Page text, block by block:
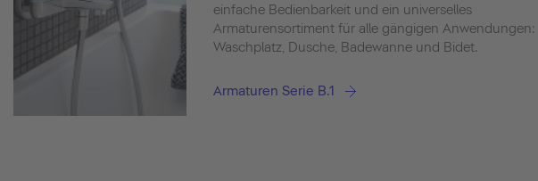
einfache Bedienbarkeit und ein universelles
Armaturensortiment für alle gängigen Anwendungen:
Waschplatz, Dusche, Badewanne und Bidet.
Armaturen Serie B.1